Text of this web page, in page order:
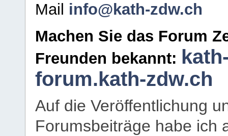
Mail info@kath-zdw.ch
Machen Sie das Forum
Freunden bekannt:
forum.kath-zdw.ch
Auf die Veröffentlichung
Forumsbeiträge habe ich